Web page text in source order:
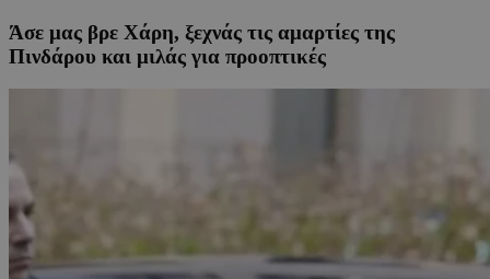
Άσε μας βρε Χάρη, ξεχνάς τις αμαρτίες της
Πινδάρου και μιλάς για προοπτικές